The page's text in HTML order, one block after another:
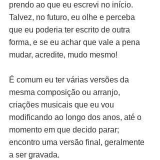
prendo ao que eu escrevi no início.
Talvez, no futuro, eu olhe e perceba
que eu poderia ter escrito de outra
forma, e se eu achar que vale a pena
mudar, acredite, mudo mesmo!
É comum eu ter várias versões da
mesma composição ou arranjo,
criações musicais que eu vou
modificando ao longo dos anos, até o
momento em que decido parar;
encontro uma versão final, geralmente
a ser gravada.